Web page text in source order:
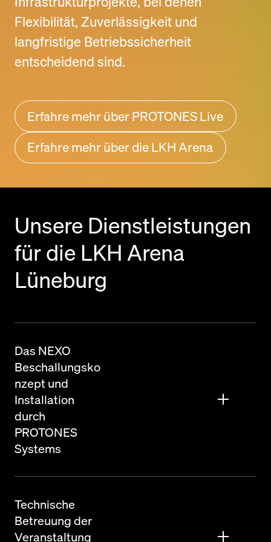
Flexibilität, Zuverlässigkeit und
langfristige Betriebssicherheit
entscheidend sind.
Erfahre mehr über PROTONES Live
Erfahre mehr über die LKH Arena
Unsere Dienstleistungen
für die LKH Arena
Lüneburg
Das NEXO
Beschallungsko
nzept und
Installation
durch
PROTONES
Systems
Technische
Betreuung der
Veranstaltung